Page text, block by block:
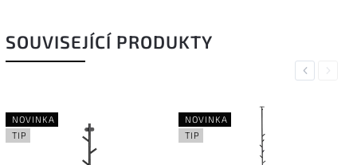
SOUVISEJÍCÍ PRODUKTY
Previous
NOVINKA
TIP
NOVINKA
TIP
Next